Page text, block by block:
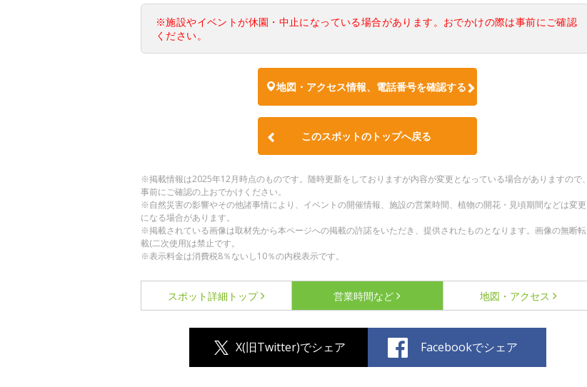
※施設やイベントが休園・中止になっている場合があります。おでかけの際は事前にご確認
ください。
地図・アクセス情報、電話番号を確認する
このスポットのトップへ戻る
※掲載情報は2025年12月時点のものです。随時更新をしておりますが内容が変更となっている場合がありますので、
事前にご確認の上おでかけください。
※自然災害の影響やその他諸事情により、イベントの開催情報、施設の営業時間、植物の開花・見頃期間などは変更
になる場合があります。
※掲載されている画像は取材先から本ページへの掲載の許諾をいただき、提供されたものとなります。画像の無断転
載(二次使用)は禁止です。
※表示料金は消費税8％ないし10％の内税表示です。
スポット詳細 トップ 営業時間など 地図・アクセス
X(旧Twitter)でシェア Facebookでシェア